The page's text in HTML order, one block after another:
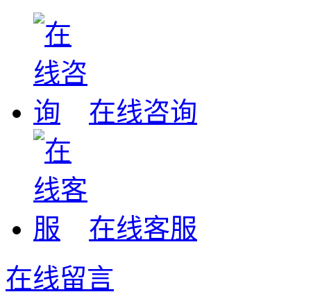
在线咨询
在线客服
在线留言